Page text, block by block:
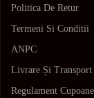
Politica De Retur
Termeni Si Conditii
ANPC
Livrare Și Transport
Regulament Cupoane